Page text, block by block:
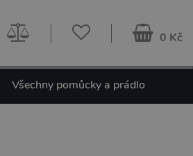
0 Kč
Všechny pomůcky a prádlo